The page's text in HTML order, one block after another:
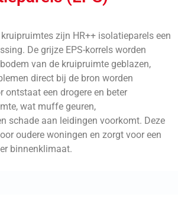
zijn HR++ isolatieparels een
De grijze EPS-korrels worden
van de kruipruimte geblazen,
direct bij de bron worden
ontstaat een drogere en beter
wat muffe geuren,
schade aan leidingen voorkomt. Deze
oudere woningen en zorgt voor een
binnenklimaat.